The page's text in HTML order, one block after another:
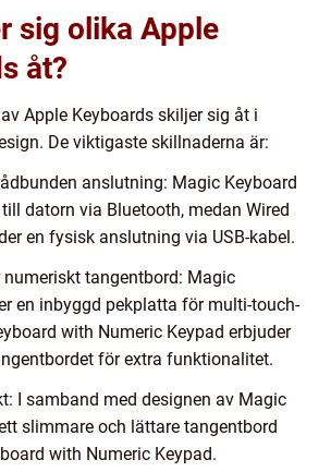
sig olika Apple
åt?
Apple Keyboards skiljer sig åt i
De viktigaste skillnaderna är:
anslutning: Magic Keyboard
datorn via Bluetooth, medan Wired
en fysisk anslutning via USB-kabel.
numeriskt tangentbord: Magic
en inbyggd pekplatta för multi-touch-
with Numeric Keypad erbjuder
för extra funktionalitet.
I samband med designen av Magic
slimmare och lättare tangentbord
with Numeric Keypad.